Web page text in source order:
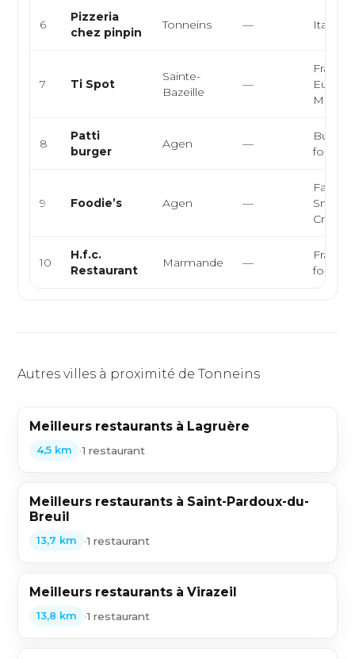
6
Pizzeria
chez pinpin
Tonneins —
7 Ti Spot
Sainte-
Bazeille
—
8
Patti
burger
Agen —
food,
9 Foodie’s Agen —
Fast-
Crispy
10
H.f.c.
Restaurant
Marmande —
food,
Autres villes à proximité de Tonneins
Meilleurs restaurants à Lagruère
4,5 km •1 restaurant
Meilleurs restaurants à Saint-Pardoux-du-
Breuil
13,7 km •1 restaurant
Meilleurs restaurants à Virazeil
13,8 km •1 restaurant